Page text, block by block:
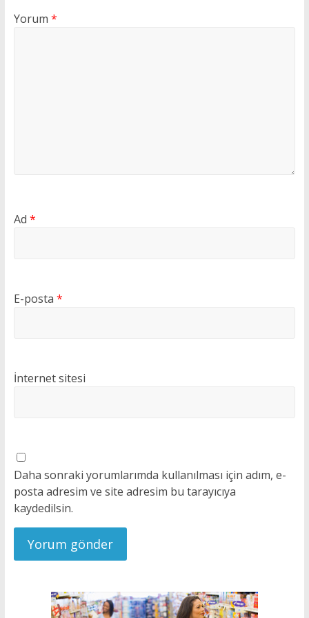
Yorum *
Ad *
E-posta *
İnternet sitesi
Daha sonraki yorumlarımda kullanılması için adım, e-
posta adresim ve site adresim bu tarayıcıya
kaydedilsin.